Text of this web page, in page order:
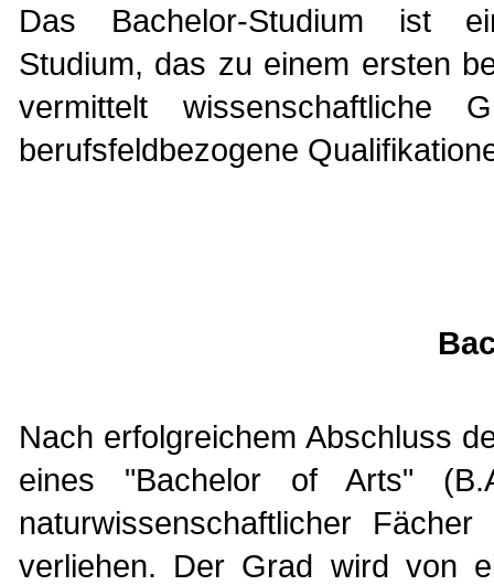
Das Bachelor-Studium ist
Studium, das zu einem ersten
vermittelt wissenschaftliche
berufsfeldbezogene
Nach erfolgreichem Abschluss
eines "Bachelor of Arts"
naturwissenschaftlicher
verliehen. Der Grad wird von